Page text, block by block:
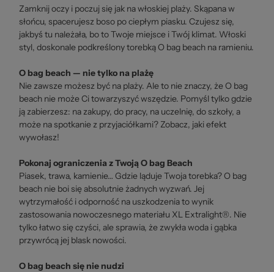
Zamknij oczy i poczuj się jak na włoskiej plaży. Skąpana w
słońcu, spacerujesz boso po ciepłym piasku. Czujesz się,
jakbyś tu należała, bo to Twoje miejsce i Twój klimat. Włoski
styl, doskonale podkreślony torebką O bag beach na ramieniu.
O bag beach — nie tylko na plażę
Nie zawsze możesz być na plaży. Ale to nie znaczy, że O bag
beach nie może Ci towarzyszyć wszędzie. Pomyśl tylko gdzie
ją zabierzesz: na zakupy, do pracy, na uczelnię, do szkoły, a
może na spotkanie z przyjaciółkami? Zobacz, jaki efekt
wywołasz!
Pokonaj ograniczenia z Twoją O bag Beach
Piasek, trawa, kamienie… Gdzie ląduje Twoja torebka? O bag
beach nie boi się absolutnie żadnych wyzwań. Jej
wytrzymałość i odporność na uszkodzenia to wynik
zastosowania nowoczesnego materiału XL Extralight®. Nie
tylko łatwo się czyści, ale sprawia, że zwykła woda i gąbka
przywrócą jej blask nowości.
O bag beach się nie nudzi